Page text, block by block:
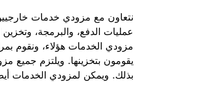
نتعاون مع مزودي خدمات خارجيين
عمليات الدفع، والبرمجة،
مزودي الخدمات هؤلاء، ونقوم
يقومون بتخزينها. ويلتزم جميع
بذلك. ويمكن لمزودي الخدمات